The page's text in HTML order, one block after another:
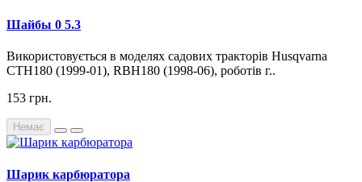
Шайбы 0 5.3
Використовується в моделях садових тракторів Husqvarna
CTH180 (1999-01), RBH180 (1998-06), роботів г..
153 грн.
Немає
Шарик карбюратора